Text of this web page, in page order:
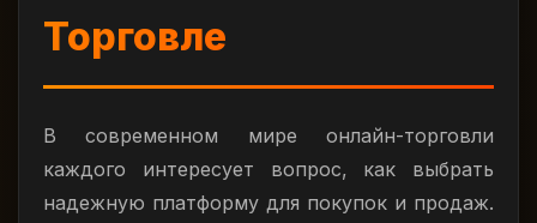
Торговле
В современном мире онлайн-торговли
каждого интересует вопрос, как выбрать
надежную платформу для покупок и продаж.